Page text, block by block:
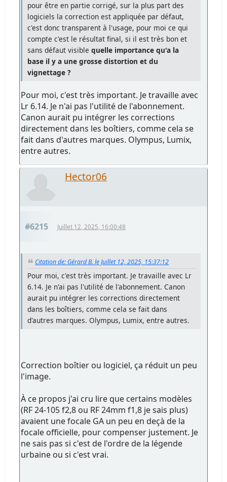
pour être en partie corrigé, sur la plus part des
logiciels la correction est appliquée par défaut,
c'est donc transparent à l'usage, pour moi ce qui
compte c'est le résultat final, si il est très bon et
sans défaut visiblequelle importance qu'a la
base il y a une grosse distortion et du
vignettage ?
Pour moi, c'est très important. Je travaille avec
Lr 6.14. Je n'ai pas l'utilité de l'abonnement.
Canon aurait pu intégrer les corrections
directement dans les boîtiers, comme cela se
fait dans d'autres marques. Olympus, Lumix,
entre autres.
Hector06
#6215 Juillet 12, 2025, 16:00:48
Citation de: Gérard B. le Juillet 12, 2025, 15:37:12
Pour moi, c'est très important. Je travaille avec Lr
6.14. Je n'ai pas l'utilité de l'abonnement. Canon
aurait pu intégrer les corrections directement
dans les boîtiers, comme cela se fait dans
d'autres marques. Olympus, Lumix, entre autres.
Correction boîtier ou logiciel, ça réduit un peu
l'image.
À ce propos j'ai cru lire que certains modèles
(RF 24-105 f2,8 ou RF 24mm f1,8 je sais plus)
avaient une focale GA un peu en deçà de la
focale officielle, pour compenser justement. Je
ne sais pas si c'est de l'ordre de la légende
urbaine ou si c'est vrai.